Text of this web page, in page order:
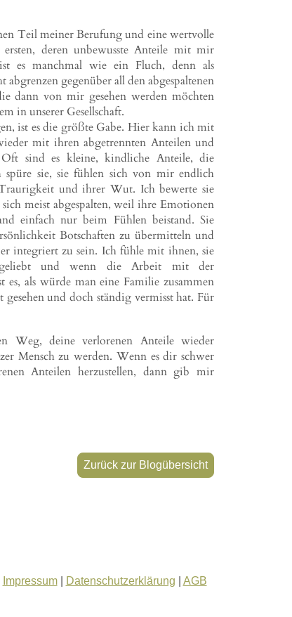
Teil meiner Berufung und eine wertvolle
deren unbewusste Anteile mit mir
es manchmal wie ein Fluch, denn als
gegenüber all den abgespaltenen
dann von mir gesehen werden möchten
in unserer Gesellschaft.
ist es die größte Gabe. Hier kann ich mit
mit ihren abgetrennten Anteilen und
sind es kleine, kindliche Anteile, die
sie, sie fühlen sich von mir endlich
und ihrer Wut. Ich bewerte sie
meist abgespalten, weil ihre Emotionen
einfach nur beim Fühlen beistand. Sie
Botschaften zu übermitteln und
integriert zu sein. Ich fühle mit ihnen, sie
und wenn die Arbeit mit der
als würde man eine Familie zusammen
und doch ständig vermisst hat. Für
Weg, deine verlorenen Anteile wieder
Mensch zu werden. Wenn es dir schwer
Anteilen herzustellen, dann gib mir
Zurück zur Blogübersicht
Impressum| Datenschutzerklärung AGB